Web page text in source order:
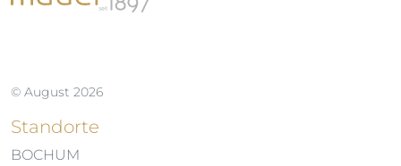
© August 2026
Standorte
BOCHUM